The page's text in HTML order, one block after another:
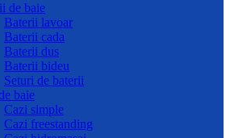
de baie
Baterii lavoar
Baterii cada
Baterii dus
Baterii bideu
Seturi de baterii
baie
Cazi simple
Cazi freestanding